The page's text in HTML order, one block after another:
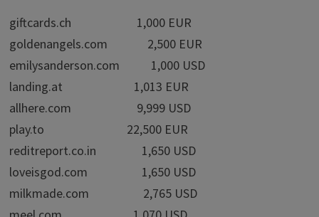
giftcards.ch 1,000 EUR
goldenangels.com 2,500 EUR
emilysanderson.com 1,000 USD
landing.at 1,013 EUR
allhere.com 9,999 USD
play.to 22,500 EUR
reditreport.co.in 1,650 USD
loveisgod.com 1,650 USD
milkmade.com 2,765 USD